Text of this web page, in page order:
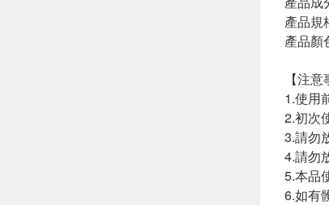
產品規
產品顏
【注意
1.使用
2.初次
3.請勿
4.請勿
5.本品
6.如有